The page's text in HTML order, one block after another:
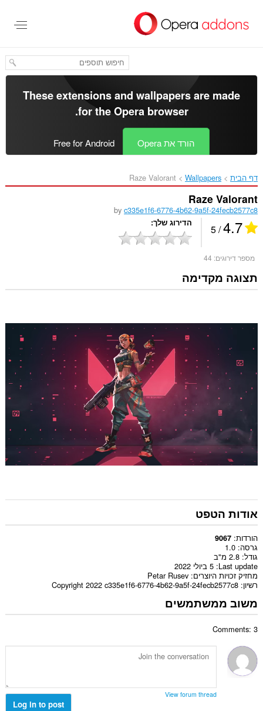
העיקרי
These extensions and wallpapers are made
for theOpera browser
.
הורד את Opera Free for Android
דף הבית Wallpapers
Raze Valorant‎
Raze Valorant
byc335e1f6-6776-4b62-9a5f-24fecb2577c8
4.7
/ 5 הדירוג שלך
מספר דירוגים: 44
תצוגה מקדימה
אודות הטפט
הורדות 9067
גרסה 1.0
גודל 2.8 מ"ב
Last update 5 ביולי 2022
מחזיק זכויות היוצרים Petar Rusev
רשיון Copyright 2022 c335e1f6-6776-4b62-9a5f-24fecb2577c8
משוב ממשתמשים
Comments: 3
View forum thread
Log in to post